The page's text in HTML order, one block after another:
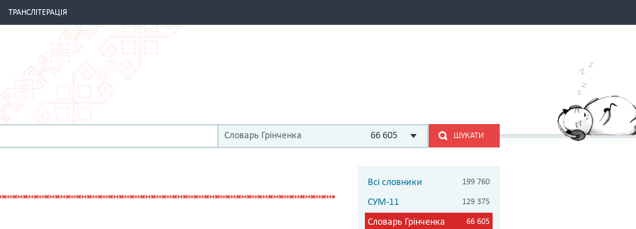
ТРАНСЛІТЕРАЦІЯ
Словарь Грінченка 66 605 ШУКАТИ
Всі словники 199 760
СУМ-11 129 375
Словарь Грінченка 66 605